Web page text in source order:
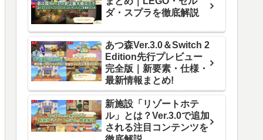
ダ・スプラを徹底解説
あつ森Ver.3.0＆Switch 2
Edition先行プレビュー
完全版｜新要素・仕様・
最新情報まとめ!
新施設「リゾートホテ
ル」とは？Ver.3.0で追加
される注目コンテンツを